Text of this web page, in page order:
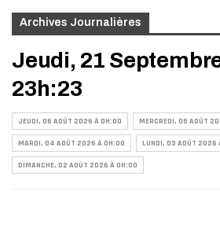
Archives Journalières
Jeudi, 21
23h:23
JEUDI, 06 AOÛT 2026 À 0H:00 MERCREDI, 05 AOÛT
MARDI, 04 AOÛT 2026 À 0H:00 LUNDI, 03 AOÛT 2026
DIMANCHE, 02 AOÛT 2026 À 0H:00